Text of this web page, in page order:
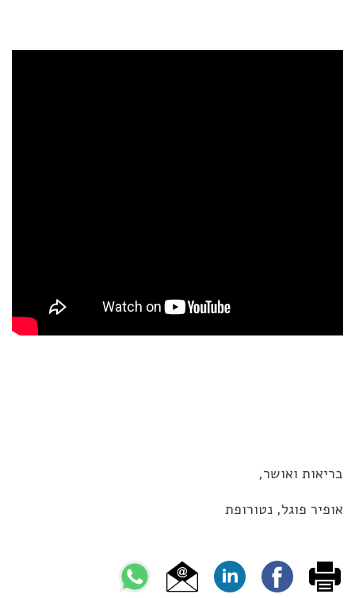
בריאות ואושר,
אופיר פוגל, נטורופת